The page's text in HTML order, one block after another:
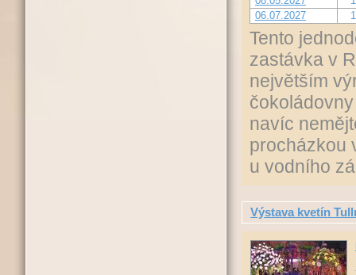
06.07.2027
Tento
zastávka v
největším
navíc
procházkou
u vodního
Výstava kvetín